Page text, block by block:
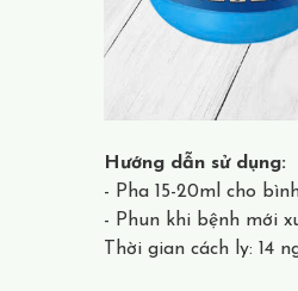
Hướng dẫn sử dụng:
- Pha 15-20ml cho
- Phun khi bệnh mới
Thời gian cách ly: 14